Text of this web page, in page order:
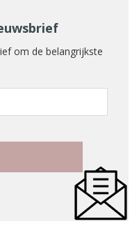
om de belangrijkste